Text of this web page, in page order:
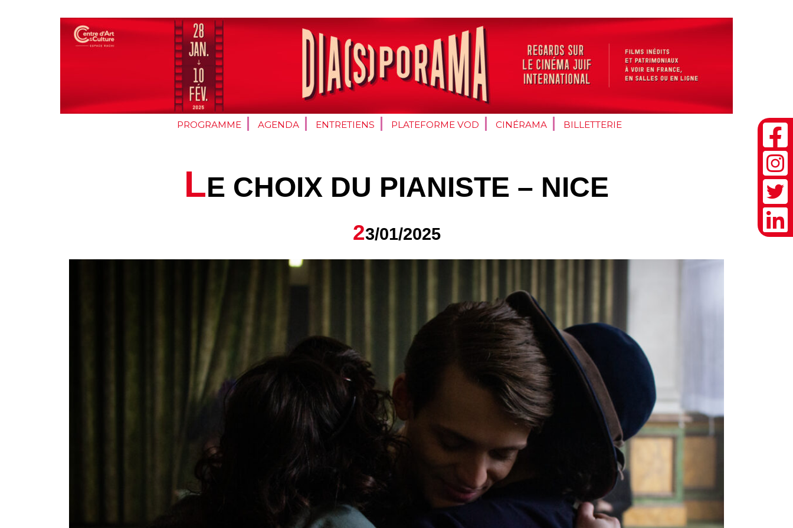
PROGRAMME AGENDA ENTRETIENS PLATEFORME VOD CINÉRAMA BILLETTERIE
LE CHOIX DU PIANISTE – NICE
23/01/2025